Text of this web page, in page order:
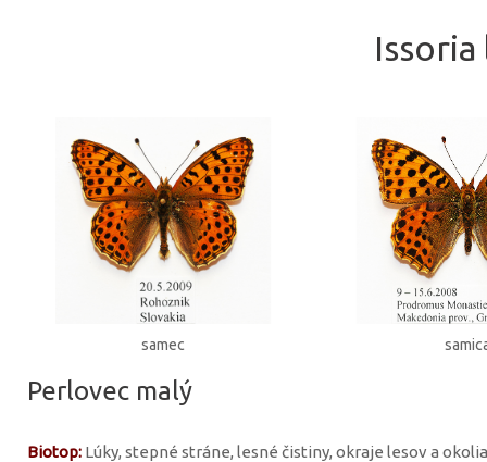
samec
Perlovec malý
Biotop: Lúky, stepné stráne, lesné čistiny, okraje lesov a